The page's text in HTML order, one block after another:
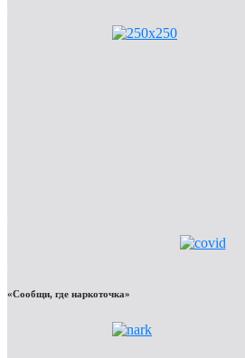
«Сообщи, где наркоточка»